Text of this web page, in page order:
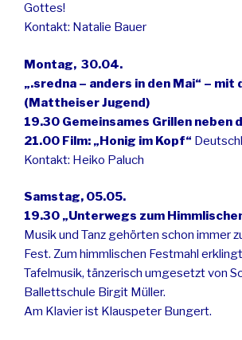
Gottes!
Kontakt: Natalie Bauer
Montag, 30.04.
„.sredna – anders in den Mai“ – mit
(Mattheiser Jugend)
19.30 Gemeinsames Grillen neben
21.00 Film: „Honig im Kopf“
Kontakt: Heiko Paluch
Samstag, 05.05.
19.30 „Unterwegs zum
Musik und Tanz gehörten schon immer
Fest. Zum himmlischen Festmahl
Tafelmusik, tänzerisch umgesetzt von
Ballettschule Birgit Müller.
Am Klavier ist Klauspeter Bungert.